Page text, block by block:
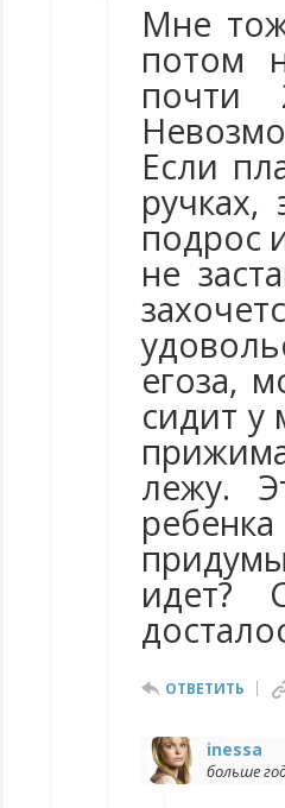
Мне
потом
почти
Если
ручках,
подрос
не
егоза,
сидит у
лежу.
идет?
ОТВЕТИТЬ
inessa
больше